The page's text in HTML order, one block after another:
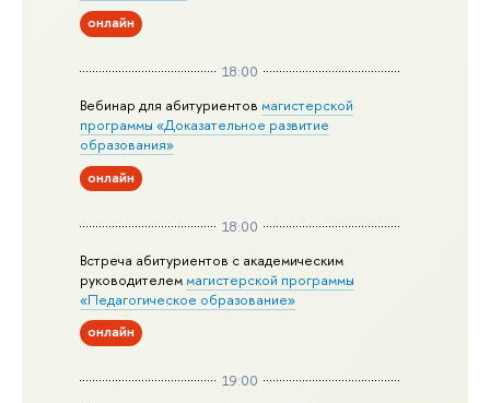
онлайн
18:00
Вебинар для абитуриентовмагистерской
программы «Доказательное развитие
образования»
онлайн
18:00
Встреча абитуриентов с академическим
руководителеммагистерской программы
«Педагогическое образование»
онлайн
19:00